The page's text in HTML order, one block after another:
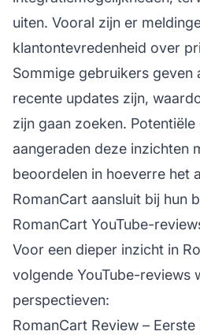
uiten. Vooral zijn er
klantontevredenheid over
Sommige gebruikers geven
recente updates zijn,
zijn gaan zoeken.
aangeraden deze inzichten
beoordelen in hoeverre het
RomanCart aansluit bij hun
RomanCart YouTube-
Voor een dieper inzicht in
volgende YouTube-reviews
perspectieven:
RomanCart Review –